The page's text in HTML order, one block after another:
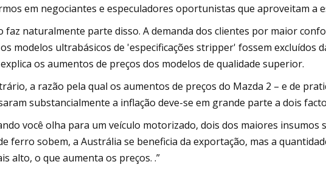
em negociantes e especuladores oportunistas que aproveitam a
faz naturalmente parte disso. A demanda dos clientes por maior
modelos ultrabásicos de 'especificações stripper' fossem excluídos
os aumentos de preços dos modelos de qualidade superior.
a razão pela qual os aumentos de preços do Mazda 2 – e de
substancialmente a inflação deve-se em grande parte a dois
você olha para um veículo motorizado, dois dos maiores insumos
ferro sobem, a Austrália se beneficia da exportação, mas a
alto, o que aumenta os preços. .”